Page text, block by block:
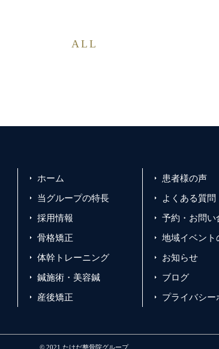
ALL
ホーム
当グループの特長
採用情報
骨格矯正
体幹トレーニング
鍼施術・美容鍼
産後矯正
患者様の声
よくある質問
予約・お問い
地域イベント
お知らせ
ブログ
プライバシー
© 2021 たけだ整骨院グループ.